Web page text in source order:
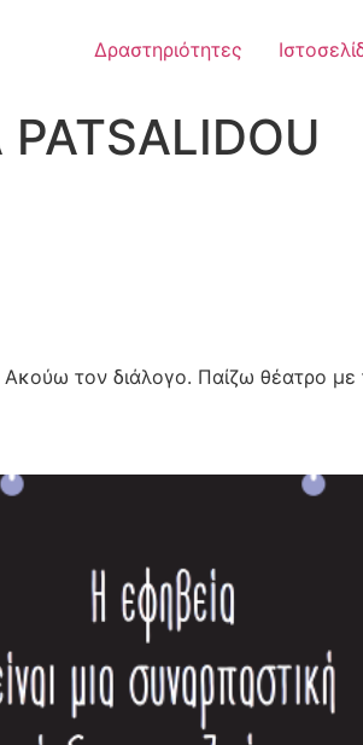
Δραστηριότητες
τον διάλογο. Παίζω θέατρο με